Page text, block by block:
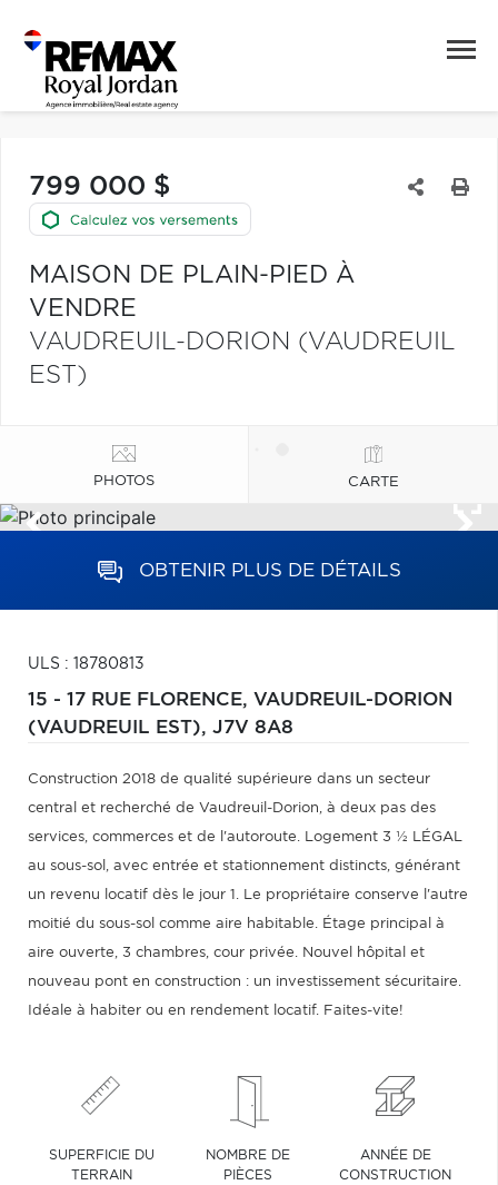
799 000 $
MAISON DE PLAIN-PIED À
VENDRE
VAUDREUIL-DORION (VAUDREUIL
EST)
PHOTOS CARTE
OBTENIR PLUS DE DÉTAILS
ULS : 18780813
15 - 17 RUE FLORENCE, VAUDREUIL-DORION
(VAUDREUIL EST), J7V 8A8
Construction 2018 de qualité supérieure dans un secteur
central et recherché de Vaudreuil-Dorion, à deux pas des
services, commerces et de l'autoroute. Logement 3 ½ LÉGAL
au sous-sol, avec entrée et stationnement distincts, générant
un revenu locatif dès le jour 1. Le propriétaire conserve l'autre
moitié du sous-sol comme aire habitable. Étage principal à
aire ouverte, 3 chambres, cour privée. Nouvel hôpital et
nouveau pont en construction : un investissement sécuritaire.
Idéale à habiter ou en rendement locatif. Faites-vite!
SUPERFICIE DU
TERRAIN
NOMBRE DE
PIÈCES
ANNÉE DE
CONSTRUCTION